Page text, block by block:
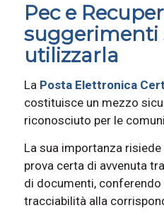
Pec e
suggerimenti
utilizzarla
La Posta Elettronica
costituisce un mezzo
riconosciuto per le
La sua importanza
prova certa di avvenuta
di documenti,
tracciabilità alla